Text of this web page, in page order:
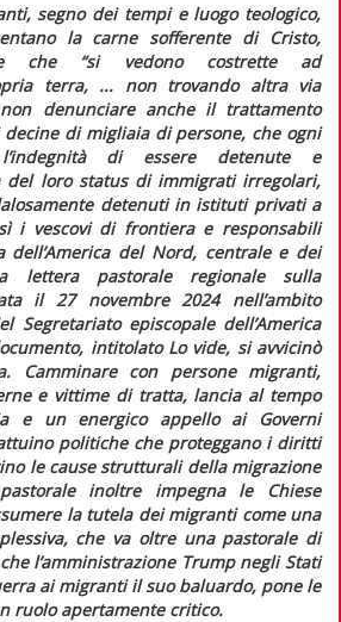
segno dei tempi e luogo teologico,
la carne sofferente di Cristo,
che “si vedono costrette ad
terra, ... non trovando altra via
denunciare anche il trattamento
di migliaia di persone, che ogni
di essere detenute e
del loro status di immigrati irregolari,
detenuti in istituti privati a
i vescovi di frontiera e responsabili
dell’America del Nord, centrale e dei
lettera pastorale regionale sulla
il 27 novembre 2024 nell’ambito
Segretariato episcopale dell’America
intitolato Lo vide, si avvicinò
Camminare con persone migranti,
e vittime di tratta,lancia al tempo
e un energico appello ai Governi
politiche che proteggano i diritti
le cause strutturali della migrazione
inoltre impegna le Chiese
la tutela dei migranti come una
che va oltre una pastorale di
l’amministrazione Trump negli Stati
ai migranti il suo baluardo, pone le
ruolo apertamente critico.